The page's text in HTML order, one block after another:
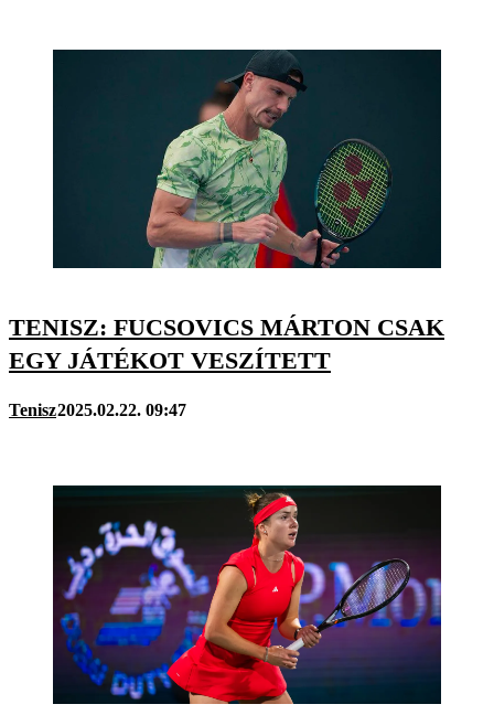
TENISZ: FUCSOVICS MÁRTON CSAK
EGY JÁTÉKOT VESZÍTETT
Tenisz2025.02.22. 09:47